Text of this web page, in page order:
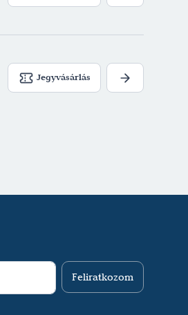
Szenes Iván: Charley
(2014/2015) - Métely,
(rendező: Szabó Zsuzsa)
Jegyvásárlás
Feliratkozom